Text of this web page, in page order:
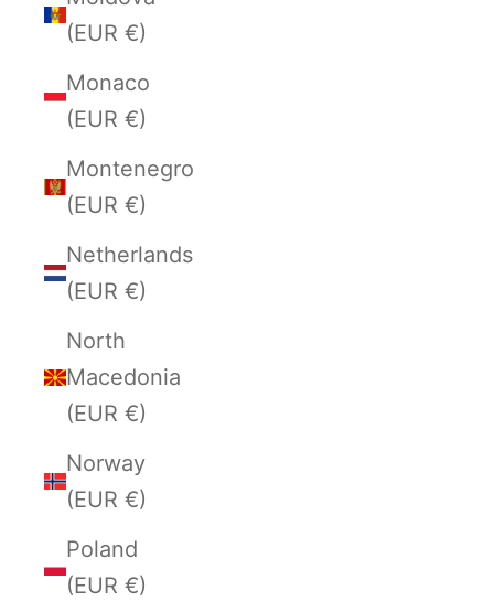
(EUR €)
Monaco
(EUR €)
Montenegro
(EUR €)
Netherlands
(EUR €)
North
Macedonia
(EUR €)
Norway
(EUR €)
Poland
(EUR €)